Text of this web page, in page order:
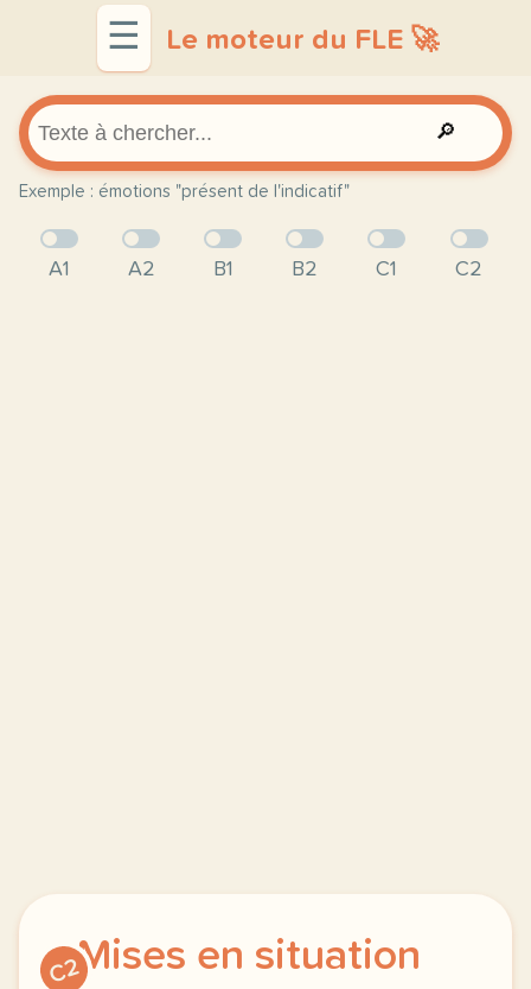
☰ Le moteur du FLE 🚀
🔎
Exemple : émotions "présent de l'indicatif"
A1 A2 B1 B2 C1 C2
C2Mises en situation